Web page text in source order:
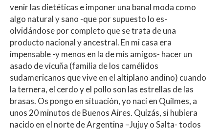
venir las dietéticas e imponer una banal moda como
algo natural y sano -que por supuesto lo es-
olvidándose por completo que se trata de una
producto nacional y ancestral. En mi casa era
impensable -y menos en la de mis amigos- hacer un
asado de vicuña (familia de los camélidos
sudamericanos que vive en el altiplano andino) cuando
la ternera, el cerdo y el pollo son las estrellas de las
brasas. Os pongo en situación, yo nací en Quilmes, a
unos 20 minutos de Buenos Aires. Quizás, si hubiera
nacido en el norte de Argentina –Jujuy o Salta- todos